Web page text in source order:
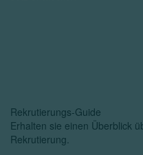
Rekrutierungs-Guide
Erhalten sie einen Überblick
Rekrutierung.